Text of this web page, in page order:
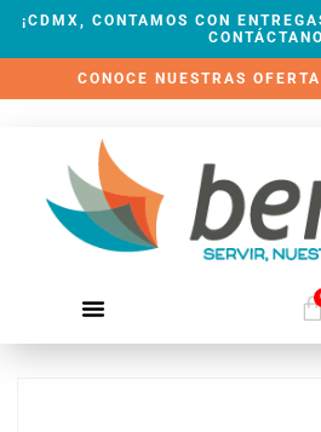
¡CDMX, CONTAMOS CON
CONOCE NUESTRAS